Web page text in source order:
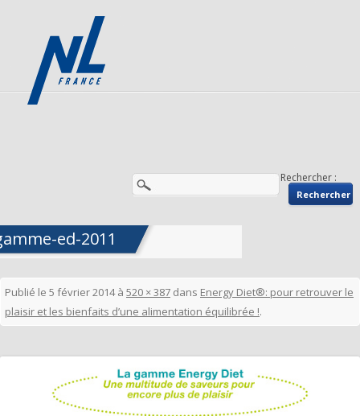
Rechercher :
ed-2011
Publié le 5 février 2014à 520 × 387 dans Energy Diet®: pour retrouver le
plaisir et les bienfaits d’une alimentation équilibrée !.